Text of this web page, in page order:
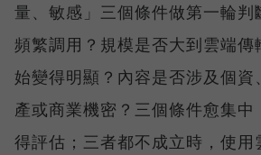
量、敏感」三個條件做第一輪判
頻繁調用？規模是否大到雲端傳
始變得明顯？內容是否涉及個資
產或商業機密？三個條件愈集中
得評估；三者都不成立時，使